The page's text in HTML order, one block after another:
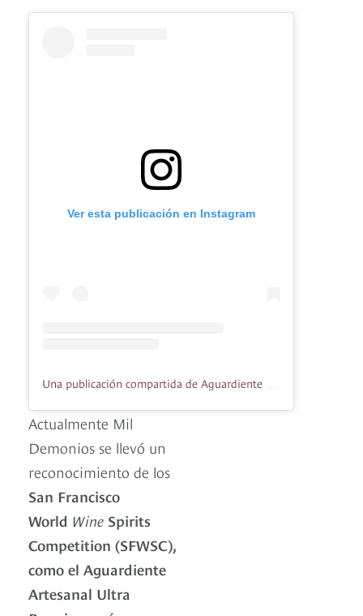
Ver esta publicación en Instagram
Actualmente Mil
Demonios se llevó un
reconocimiento de los
San Francisco
World Wine Spirits
Competition (SFWSC),
como el Aguardiente
Artesanal Ultra